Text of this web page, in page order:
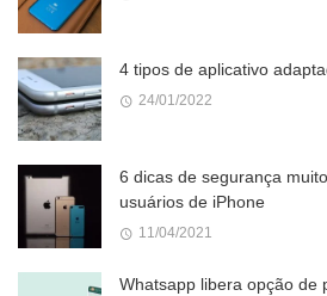
4 tipos de aplicativo
24/01/2022
6 dicas de segurança
usuários de iPhone
11/04/2021
Whatsapp libera opção de